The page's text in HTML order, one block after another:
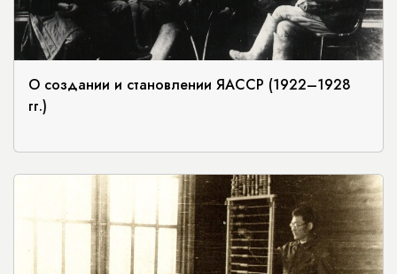
О создании и становлении ЯАССР (1922–1928
гг.)